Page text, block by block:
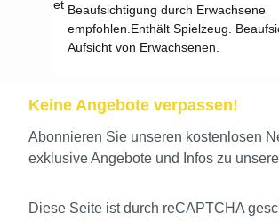
Beaufsichtigung durch Erwachsene
empfohlen. Enthält Spielzeug.
Aufsicht von Erwachsenen.
Keine Angebote verpassen!
Abonnieren Sie unseren kostenlosen
exklusive Angebote und Infos zu
Diese Seite ist durch reCAPTCHA